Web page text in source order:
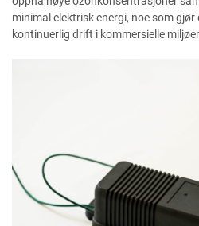
minimal elektrisk energi, noe som
kontinuerlig drift i kommersielle